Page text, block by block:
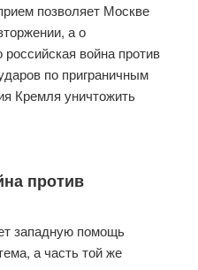
позволяет Москве
а о
война против
по приграничным
Кремля уничтожить
против
западную помощь
а часть той же